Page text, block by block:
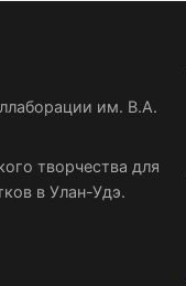
им. В.А.
творчества для
в Улан-Удэ.